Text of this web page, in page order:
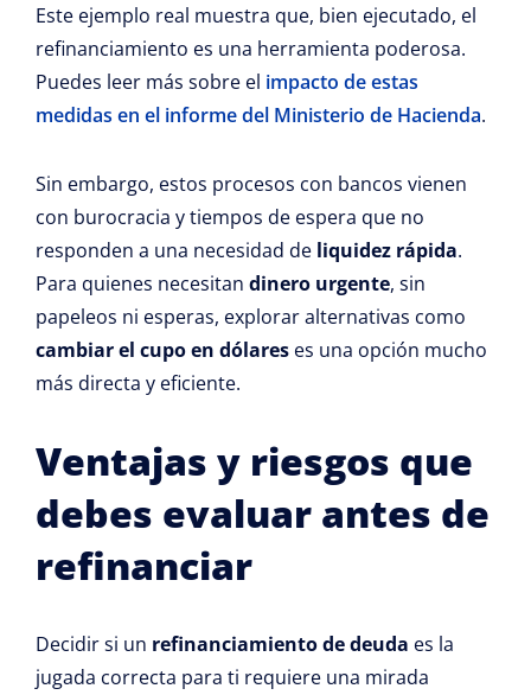
Este ejemplo real muestra que, bien ejecutado, el
refinanciamiento es una herramienta poderosa.
Puedes leer más sobre el impacto de estas
medidas en el informe del Ministerio de Hacienda.
Sin embargo, estos procesos con bancos vienen
con burocracia y tiempos de espera que no
responden a una necesidad de liquidez rápida.
Para quienes necesitan dinero urgente, sin
papeleos ni esperas, explorar alternativas como
cambiar el cupo en dólares es una opción mucho
más directa y eficiente.
Ventajas y riesgos que
debes evaluar antes de
refinanciar
Decidir si un refinanciamiento de deuda es la
jugada correcta para ti requiere una mirada